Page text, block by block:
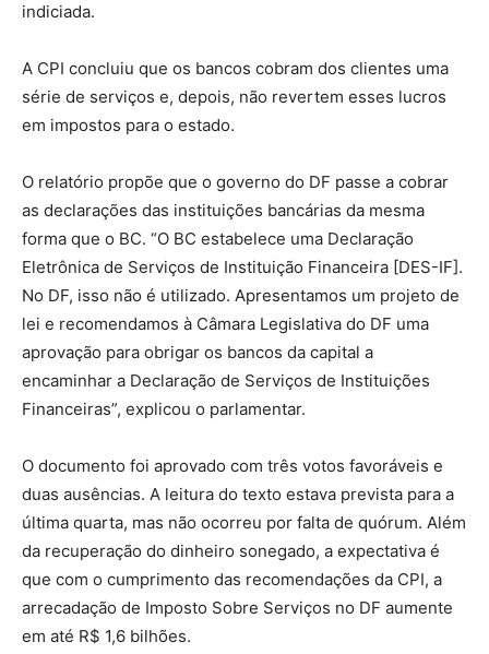
indiciada.
A CPI concluiu que os bancos cobram dos clientes uma
série de serviços e, depois, não revertem esses lucros
em impostos para o estado.
O relatório propõe que o governo do DF passe a cobrar
as declarações das instituições bancárias da mesma
forma que o BC. “O BC estabelece uma Declaração
Eletrônica de Serviços de Instituição Financeira [DES-IF].
No DF, isso não é utilizado. Apresentamos um projeto de
lei e recomendamos à Câmara Legislativa do DF uma
aprovação para obrigar os bancos da capital a
encaminhar a Declaração de Serviços de Instituições
Financeiras”, explicou o parlamentar.
O documento foi aprovado com três votos favoráveis e
duas ausências. A leitura do texto estava prevista para a
última quarta, mas não ocorreu por falta de quórum. Além
da recuperação do dinheiro sonegado, a expectativa é
que com o cumprimento das recomendações da CPI, a
arrecadação de Imposto Sobre Serviços no DF aumente
em até R$ 1,6 bilhões.